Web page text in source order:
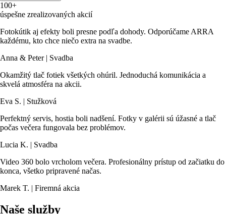
100+
úspešne zrealizovaných akcií
Fotokútik aj efekty boli presne podľa dohody. Odporúčame ARRA
každému, kto chce niečo extra na svadbe.
Anna & Peter | Svadba
Okamžitý tlač fotiek všetkých ohúril. Jednoduchá komunikácia a
skvelá atmosféra na akcii.
Eva S. | Stužková
Perfektný servis, hostia boli nadšení. Fotky v galérii sú úžasné a tlač
počas večera fungovala bez problémov.
Lucia K. | Svadba
Video 360 bolo vrcholom večera. Profesionálny prístup od začiatku do
konca, všetko pripravené načas.
Marek T. | Firemná akcia
Naše služby